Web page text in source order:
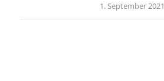
1. September 2021